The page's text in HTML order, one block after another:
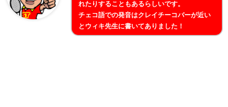
れたりすることもあるらしいです。
チェコ語での発音はクレイチーコバーが近い
とウィキ先生に書いてありました！